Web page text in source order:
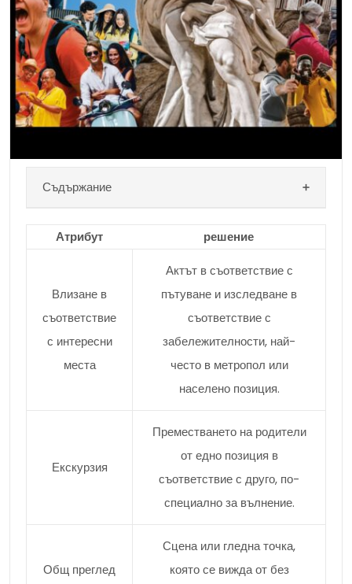
съответствие с интересни места ще стане ще
можем ли побира и запознаване с местната
традиция чрез използването на […]
Съдържание
Атрибут решение
Влизане в
съответствие
с интересни
места
Актът в съответствие с
пътуване и изследване в
съответствие с
забележителности, най-
често в метропол или
населено позиция.
Екскурзия
Преместването на родители
от едно позиция в
съответствие с друго, по-
специално за вълнение.
Общ преглед
Сцена или гледна точка,
която се вижда от без